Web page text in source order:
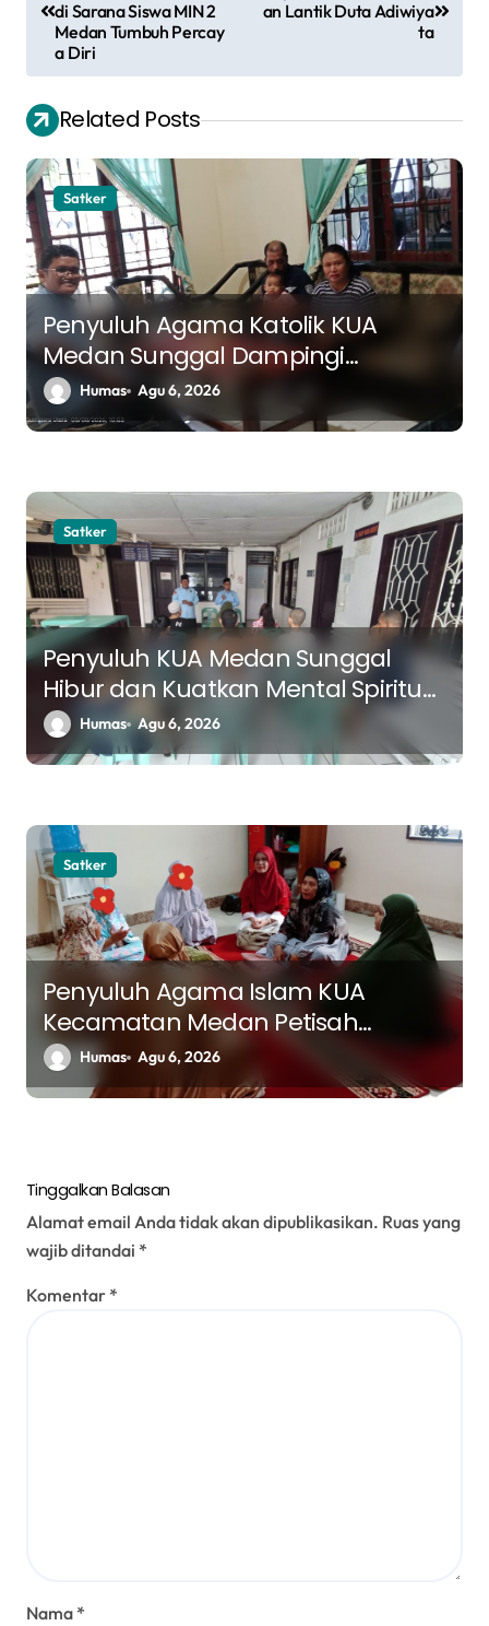
i
g
a
s
i
p
o
di Sarana Siswa MIN 2
Medan Tumbuh Percay
a Diri
an Lantik Duta Adiwiya
ta
Related Posts
Satker
Penyuluh Agama Katolik KUA
Medan Sunggal Dampingi
Pasangan Suami Istri dalam
Praktik Ritus Baptis Bayi
Humas Agu 6, 2026
Satker
Penyuluh KUA Medan Sunggal
Hibur dan Kuatkan Mental Spiritual
Pasien RS Jiwa Bina Karsa
Humas Agu 6, 2026
Satker
Penyuluh Agama Islam KUA
Kecamatan Medan Petisah
Berikan Bimbingan kepada Pasien
LRPPN tentang Visi dan Misi dalam
Humas Agu 6, 2026
Tinggalkan Balasan
Alamat email Anda tidak akan dipublikasikan. Ruas yang
wajib ditandai *
Komentar *
Nama *